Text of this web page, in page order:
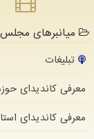
میانبرهای
تبلیغات
معرفی کاندیدای
معرفی کاندیدای